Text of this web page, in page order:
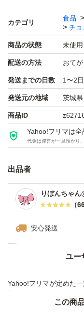
出品者都合で削除、
出品中以外の物は基
soldout品の在庫の問
知できない方、ブロ
カテゴリ
食品
チョ
商品の状態 未使用
配送の方法 おてが
発送までの日数 1〜2
発送元の地域 茨城県
商品ID
Yahoo!フリマは
代金は運営が一旦預かり
出品者
りぼんちゃん
（
安心発送
ユー
Yahoo!フリマが定めた
付与しています
価格の相談
この商
この商品をみている